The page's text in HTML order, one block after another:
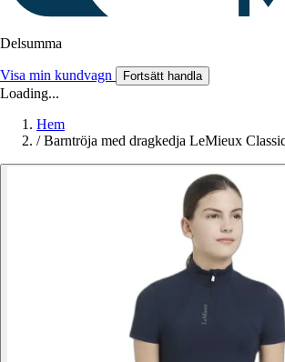
Delsumma
Visa min kundvagn Fortsätt handla
Loading...
Hem
/ Barntröja med dragkedja LeMieux